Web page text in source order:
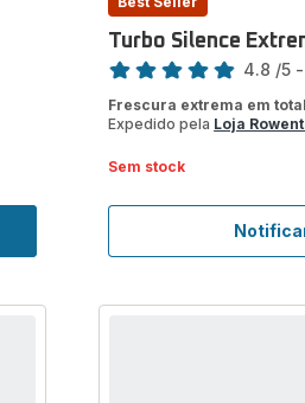
Turbo Silence
Classificação
4.8 /5 -
Frescura extrema em
Expedido pela Loja
Sem stock